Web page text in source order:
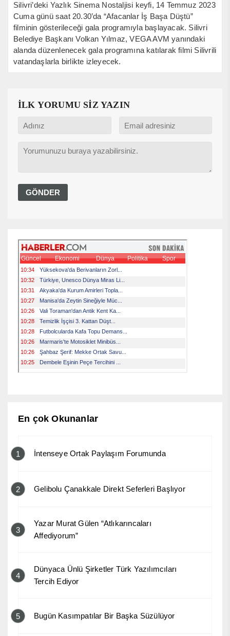
Silivri’deki Yazlık Sinema Nostaljisi keyfi, 14 Temmuz 2023
Cuma günü saat 20.30’da “Afacanlar İş Başa Düştü”
filminin gösterileceği gala programıyla başlayacak. Silivri
Belediye Başkanı Volkan Yılmaz, VEGA AVM yanındaki
alanda düzenlenecek gala programına katılarak filmi Silivrili
vatandaşlarla birlikte izleyecek.
İLK YORUMU SİZ YAZIN
En çok Okunanlar
1 İntenseye Ortak Paylaşım Forumunda
2 Gelibolu Çanakkale Direkt Seferleri Başlıyor
3
Yazar Murat Gülen “Atlıkarıncaları
Affediyorum”
4
Dünyaca Ünlü Şirketler Türk Yazılımcıları
Tercih Ediyor
5 Bugün Kasımpatılar Bir Başka Süzülüyor